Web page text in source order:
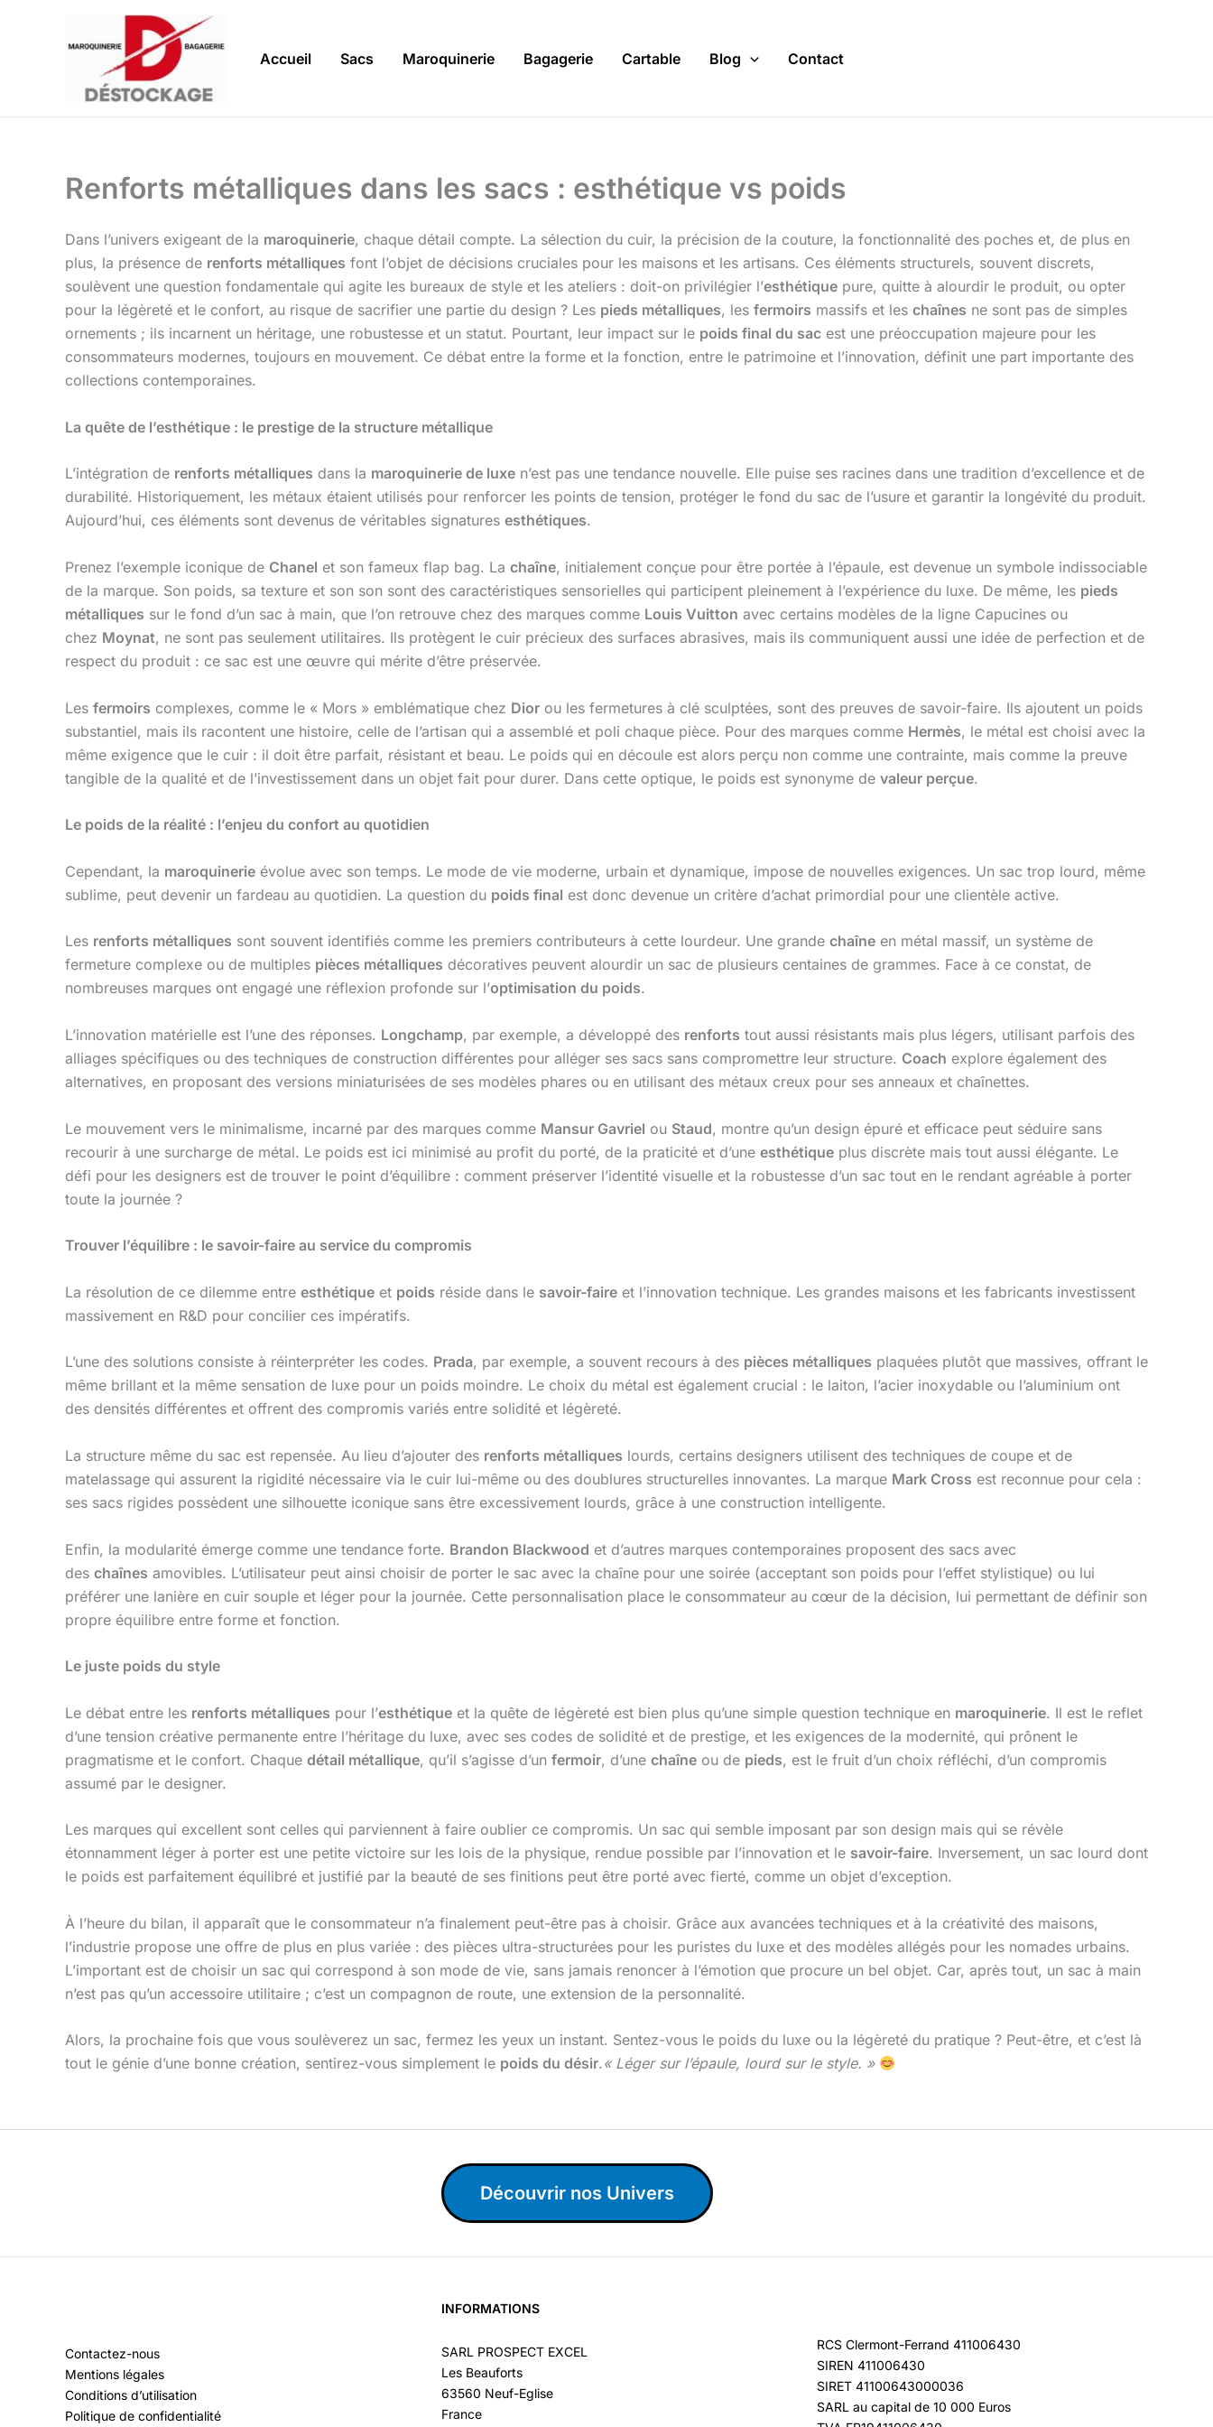
Accueil Sacs Maroquinerie Bagagerie Cartable Blog Contact
Renforts métalliques dans les sacs : esthétique vs poids
Dans l’univers exigeant de la maroquinerie, chaque détail compte. La sélection du cuir, la précision de la couture, la fonctionnalité des poches et, de plus en
plus, la présence de renforts métalliques font l’objet de décisions cruciales pour les maisons et les artisans. Ces éléments structurels, souvent discrets,
soulèvent une question fondamentale qui agite les bureaux de style et les ateliers : doit-on privilégier l’esthétique pure, quitte à alourdir le produit, ou opter
pour la légèreté et le confort, au risque de sacrifier une partie du design ? Les pieds métalliques, les fermoirs massifs et les chaînes ne sont pas de simples
ornements ; ils incarnent un héritage, une robustesse et un statut. Pourtant, leur impact sur le poids final du sac est une préoccupation majeure pour les
consommateurs modernes, toujours en mouvement. Ce débat entre la forme et la fonction, entre le patrimoine et l’innovation, définit une part importante des
collections contemporaines.
La quête de l’esthétique : le prestige de la structure métallique
L’intégration de renforts métalliques dans la maroquinerie de luxe n’est pas une tendance nouvelle. Elle puise ses racines dans une tradition d’excellence et de
durabilité. Historiquement, les métaux étaient utilisés pour renforcer les points de tension, protéger le fond du sac de l’usure et garantir la longévité du produit.
Aujourd’hui, ces éléments sont devenus de véritables signatures esthétiques.
Prenez l’exemple iconique de Chanel et son fameux flap bag. La chaîne, initialement conçue pour être portée à l’épaule, est devenue un symbole indissociable
de la marque. Son poids, sa texture et son son sont des caractéristiques sensorielles qui participent pleinement à l’expérience du luxe. De même, les pieds
métalliques sur le fond d’un sac à main, que l’on retrouve chez des marques comme Louis Vuitton avec certains modèles de la ligne Capucines ou
chez Moynat, ne sont pas seulement utilitaires. Ils protègent le cuir précieux des surfaces abrasives, mais ils communiquent aussi une idée de perfection et de
respect du produit : ce sac est une œuvre qui mérite d’être préservée.
Les fermoirs complexes, comme le « Mors » emblématique chez Dior ou les fermetures à clé sculptées, sont des preuves de savoir-faire. Ils ajoutent un poids
substantiel, mais ils racontent une histoire, celle de l’artisan qui a assemblé et poli chaque pièce. Pour des marques comme Hermès, le métal est choisi avec la
même exigence que le cuir : il doit être parfait, résistant et beau. Le poids qui en découle est alors perçu non comme une contrainte, mais comme la preuve
tangible de la qualité et de l’investissement dans un objet fait pour durer. Dans cette optique, le poids est synonyme de valeur perçue.
Le poids de la réalité : l’enjeu du confort au quotidien
Cependant, la maroquinerie évolue avec son temps. Le mode de vie moderne, urbain et dynamique, impose de nouvelles exigences. Un sac trop lourd, même
sublime, peut devenir un fardeau au quotidien. La question du poids final est donc devenue un critère d’achat primordial pour une clientèle active.
Les renforts métalliques sont souvent identifiés comme les premiers contributeurs à cette lourdeur. Une grande chaîne en métal massif, un système de
fermeture complexe ou de multiples pièces métalliques décoratives peuvent alourdir un sac de plusieurs centaines de grammes. Face à ce constat, de
nombreuses marques ont engagé une réflexion profonde sur l’optimisation du poids.
L’innovation matérielle est l’une des réponses. Longchamp, par exemple, a développé des renforts tout aussi résistants mais plus légers, utilisant parfois des
alliages spécifiques ou des techniques de construction différentes pour alléger ses sacs sans compromettre leur structure. Coach explore également des
alternatives, en proposant des versions miniaturisées de ses modèles phares ou en utilisant des métaux creux pour ses anneaux et chaînettes.
Le mouvement vers le minimalisme, incarné par des marques comme Mansur Gavriel ou Staud, montre qu’un design épuré et efficace peut séduire sans
recourir à une surcharge de métal. Le poids est ici minimisé au profit du porté, de la praticité et d’une esthétique plus discrète mais tout aussi élégante. Le
défi pour les designers est de trouver le point d’équilibre : comment préserver l’identité visuelle et la robustesse d’un sac tout en le rendant agréable à porter
toute la journée ?
Trouver l’équilibre : le savoir-faire au service du compromis
La résolution de ce dilemme entre esthétique et poids réside dans le savoir-faire et l’innovation technique. Les grandes maisons et les fabricants investissent
massivement en R&D pour concilier ces impératifs.
L’une des solutions consiste à réinterpréter les codes. Prada, par exemple, a souvent recours à des pièces métalliques plaquées plutôt que massives, offrant le
même brillant et la même sensation de luxe pour un poids moindre. Le choix du métal est également crucial : le laiton, l’acier inoxydable ou l’aluminium ont
des densités différentes et offrent des compromis variés entre solidité et légèreté.
La structure même du sac est repensée. Au lieu d’ajouter des renforts métalliques lourds, certains designers utilisent des techniques de coupe et de
matelassage qui assurent la rigidité nécessaire via le cuir lui-même ou des doublures structurelles innovantes. La marque Mark Cross est reconnue pour cela :
ses sacs rigides possèdent une silhouette iconique sans être excessivement lourds, grâce à une construction intelligente.
Enfin, la modularité émerge comme une tendance forte. Brandon Blackwood et d’autres marques contemporaines proposent des sacs avec
des chaînes amovibles. L’utilisateur peut ainsi choisir de porter le sac avec la chaîne pour une soirée (acceptant son poids pour l’effet stylistique) ou lui
préférer une lanière en cuir souple et léger pour la journée. Cette personnalisation place le consommateur au cœur de la décision, lui permettant de définir son
propre équilibre entre forme et fonction.
Le juste poids du style
Le débat entre les renforts métalliques pour l’esthétique et la quête de légèreté est bien plus qu’une simple question technique en maroquinerie. Il est le reflet
d’une tension créative permanente entre l’héritage du luxe, avec ses codes de solidité et de prestige, et les exigences de la modernité, qui prônent le
pragmatisme et le confort. Chaque détail métallique, qu’il s’agisse d’un fermoir, d’une chaîne ou de pieds, est le fruit d’un choix réfléchi, d’un compromis
assumé par le designer.
Les marques qui excellent sont celles qui parviennent à faire oublier ce compromis. Un sac qui semble imposant par son design mais qui se révèle
étonnamment léger à porter est une petite victoire sur les lois de la physique, rendue possible par l’innovation et le savoir-faire. Inversement, un sac lourd dont
le poids est parfaitement équilibré et justifié par la beauté de ses finitions peut être porté avec fierté, comme un objet d’exception.
À l’heure du bilan, il apparaît que le consommateur n’a finalement peut-être pas à choisir. Grâce aux avancées techniques et à la créativité des maisons,
l’industrie propose une offre de plus en plus variée : des pièces ultra-structurées pour les puristes du luxe et des modèles allégés pour les nomades urbains.
L’important est de choisir un sac qui correspond à son mode de vie, sans jamais renoncer à l’émotion que procure un bel objet. Car, après tout, un sac à main
n’est pas qu’un accessoire utilitaire ; c’est un compagnon de route, une extension de la personnalité.
Alors, la prochaine fois que vous soulèverez un sac, fermez les yeux un instant. Sentez-vous le poids du luxe ou la légèreté du pratique ? Peut-être, et c’est là
tout le génie d’une bonne création, sentirez-vous simplement le poids du désir.« Léger sur l’épaule, lourd sur le style. »
Découvrir nos Univers
Contactez-nous
Mentions légales
Conditions d’utilisation
Politique de confidentialité
INFORMATIONS
SARL PROSPECT EXCEL
Les Beauforts
63560 Neuf-Eglise
France
RCS Clermont-Ferrand 411006430
SIREN 411006430
SIRET 41100643000036
SARL au capital de 10 000 Euros